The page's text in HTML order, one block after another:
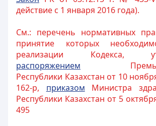
действие с 1 января 2016 года).
См.: перечень нормативных
принятие которых
реализации Кодекса,
распоряжением Премьер-
Республики Казахстан от 10
162-р, приказом Министра
Республики Казахстан от 5
495